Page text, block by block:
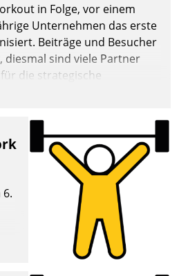
in Folge, vor einem
Unternehmen das erste
Beiträge und Besucher
diesmal sind viele Partner
die strategische